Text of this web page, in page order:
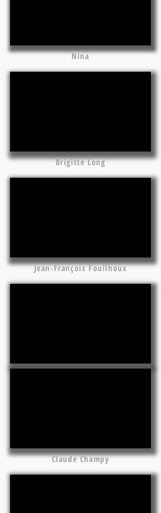
Nina
Brigitte Long
Jean-François Fouilhoux
Claude Champy